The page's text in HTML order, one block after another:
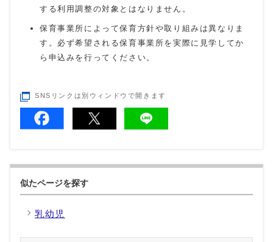
する利用調整の対象とはなりません。
保育事業所によって保育方針や取り組みは異なりま
す。必ず希望される保育事業所を実際に見学してか
ら申込みを行ってください。
SNSリンクは別ウィンドウで開きます
似たページを探す
乳幼児